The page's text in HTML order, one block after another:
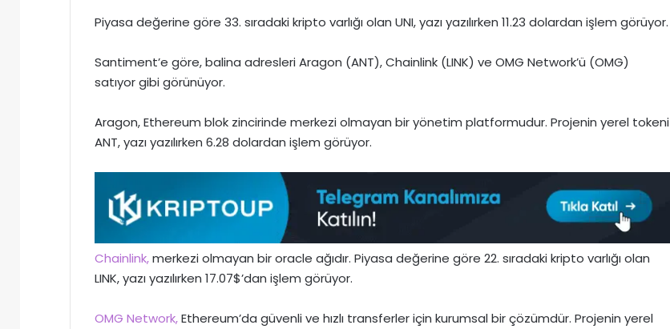
Piyasa değerine göre 33. sıradaki kripto varlığı olan UNI, yazı yazılırken 11.23 dolardan işlem görüyor.
Santiment’e göre, balina adresleri Aragon (ANT), Chainlink (LINK) ve OMG Network’ü (OMG)
satıyor gibi görünüyor.
Aragon, Ethereum blok zincirinde merkezi olmayan bir yönetim platformudur. Projenin yerel tokeni
ANT, yazı yazılırken 6.28 dolardan işlem görüyor.
Chainlink,merkezi olmayan bir oracle ağıdır. Piyasa değerine göre 22. sıradaki kripto varlığı olan
LINK, yazı yazılırken 17.07$’dan işlem görüyor.
OMG Network,Ethereum’da güvenli ve hızlı transferler için kurumsal bir çözümdür. Projenin yerel